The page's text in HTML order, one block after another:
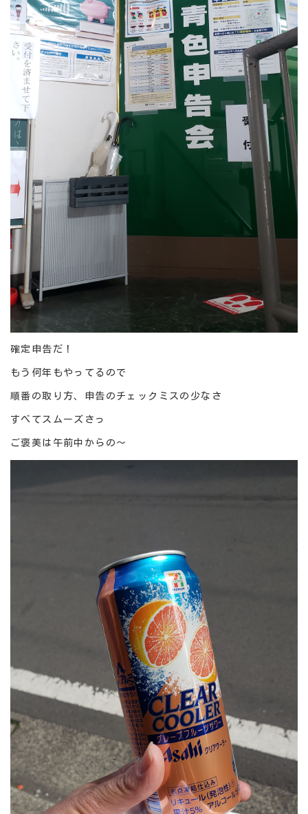
確定申告だ！
もう何年もやってるので
順番の取り方、申告のチェックミスの少なさ
すべてスムーズさっ
ご褒美は午前中からの～